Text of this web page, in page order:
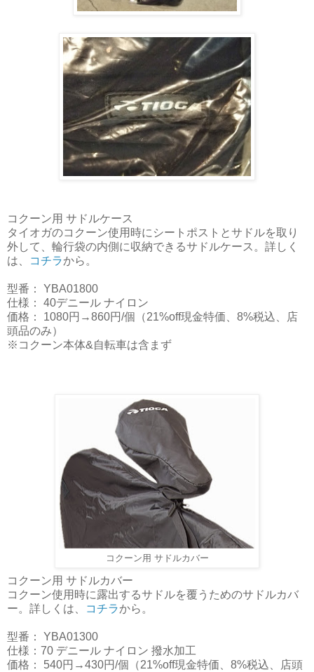
コクーン用 サドルケース
タイオガのコクーン使用時にシートポストとサドルを取り
外して、輪行袋の内側に収納できるサドルケース。詳しく
は、
コチラから。
型番： YBA01800
仕様： 40デニール ナイロン
価格： 1080円→860円/個（21%off現金特価、8%税込、店
頭品のみ）
※コクーン本体&自転車は含まず
コクーン用 サドルカバー
コクーン用 サドルカバー
コクーン使用時に露出するサドルを覆うためのサドルカバ
ー。詳しくは、
コチラから。
型番： YBA01300
仕様：70 デニール ナイロン 撥水加工
価格： 540円→430円/個（21%off現金特価、8%税込、店頭